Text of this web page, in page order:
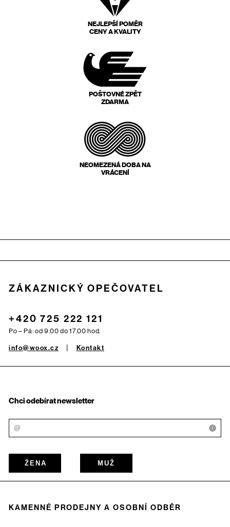
NEJLEPŠÍ POMĚR
CENY A KVALITY
POŠTOVNÉ ZPĚT
ZDARMA
NEOMEZENÁ DOBA NA
VRÁCENÍ
ZÁKAZNICKÝ OPEČOVATEL
+420 725 222 121
Po – Pá: od 9.00 do 17.00 hod.
info@woox.cz Kontakt
Chci odebírat newsletter
i
ŽENA MUŽ
KAMENNÉ PRODEJNY A OSOBNÍ ODBĚR